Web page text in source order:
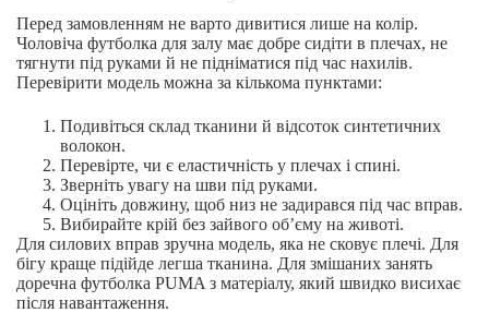
Перед замовленням не варто дивитися лише на колір.
Чоловіча футболка для залу має добре сидіти в плечах, не
тягнути під руками й не підніматися під час нахилів.
Перевірити модель можна за кількома пунктами:
Подивіться склад тканини й відсоток синтетичних
волокон.
Перевірте, чи є еластичність у плечах і спині.
Зверніть увагу на шви під руками.
Оцініть довжину, щоб низ не задирався під час вправ.
Вибирайте крій без зайвого об’єму на животі.
Для силових вправ зручна модель, яка не сковує плечі. Для
бігу краще підійде легша тканина. Для змішаних занять
доречна футболка PUMA з матеріалу, який швидко висихає
після навантаження.